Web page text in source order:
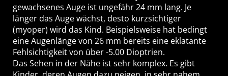
gewachsenes Auge ist ungefähr 24 mm lang. Je
länger das Auge wächst, desto kurzsichtiger
(myoper) wird das Kind. Beispielsweise hat bedingt
eine Augenlänge von 26 mm bereits eine eklatante
Fehlsichtigkeit von über -5.00 Dioptrien.
Das Sehen in der Nähe ist sehr komplex. Es gibt